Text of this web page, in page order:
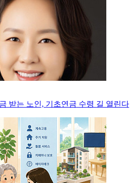
받는 노인, 기초연금 수령 길 열린다